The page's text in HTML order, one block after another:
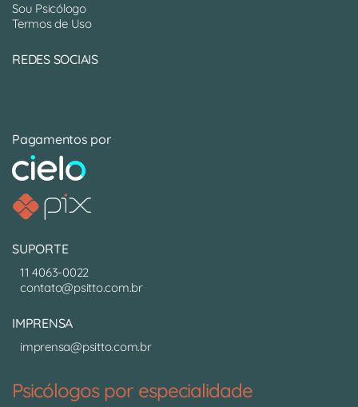
Sou Psicólogo
Termos de Uso
REDES SOCIAIS
Pagamentos por
SUPORTE
11 4063-0022
contato@psitto.com.br
IMPRENSA
imprensa@psitto.com.br
Psicólogos por especialidade